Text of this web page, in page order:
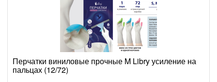
Перчатки виниловые прочные M Libry усиление на
пальцах (12/72)